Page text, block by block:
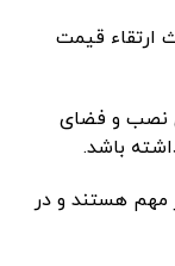
ارتقاء قیمت
نصب و فضای
باشد.
مهم هستند و در